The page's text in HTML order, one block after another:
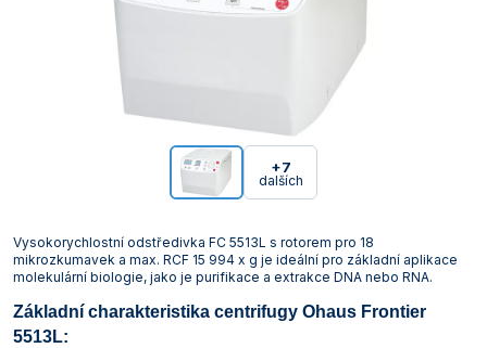
+7
dalších
Vysokorychlostní odstředivka FC 5513L s rotorem pro 18
mikrozkumavek a max. RCF 15 994 x g je ideální pro základní aplikace
molekulární biologie, jako je purifikace a extrakce DNA nebo RNA.
Základní charakteristika centrifugy Ohaus Frontier
5513L: